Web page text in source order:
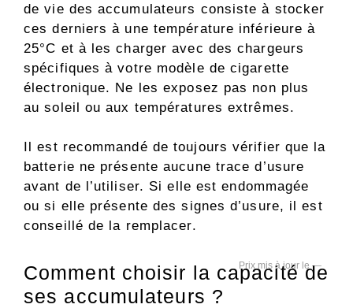
de vie des accumulateurs consiste à stocker
ces derniers à une température inférieure à
25°C et à les charger avec des chargeurs
spécifiques à votre modèle de cigarette
électronique. Ne les exposez pas non plus
au soleil ou aux températures extrêmes.
Il est recommandé de toujours vérifier que la
batterie ne présente aucune trace d’usure
avant de l’utiliser. Si elle est endommagée
ou si elle présente des signes d’usure, il est
conseillé de la remplacer.
—
Comment choisir la capacité de
ses accumulateurs ?